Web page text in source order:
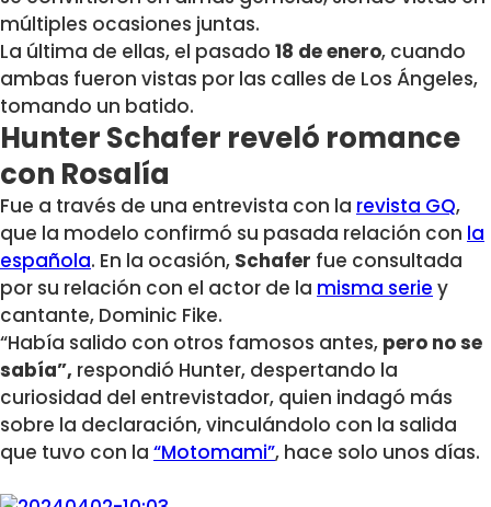
múltiples ocasiones juntas.
La última de ellas, el pasado 18 de enero, cuando
ambas fueron vistas por las calles de Los Ángeles,
tomando un batido.
Hunter Schafer reveló romance
con Rosalía
Fue a través de una entrevista con la revista GQ,
que la modelo confirmó su pasada relación con la
española. En la ocasión, Schafer fue consultada
por su relación con el actor de la misma serie y
cantante, Dominic Fike.
“Había salido con otros famosos antes, pero no se
sabía”, respondió Hunter, despertando la
curiosidad del entrevistador, quien indagó más
sobre la declaración, vinculándolo con la salida
que tuvo con la “Motomami”, hace solo unos días.